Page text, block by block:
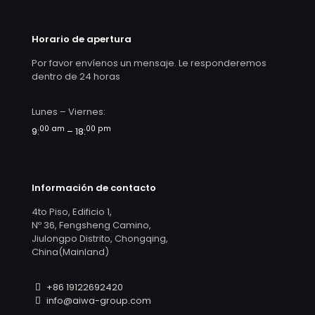
Horario de apertura
Por favor envíenos un mensaje. Le responderemos
dentro de 24 horas
Lunes – Viernes:
9:00 am – 18:00 pm
Información de contacto
4to Piso, Edificio 1,
Nº 36, Fengsheng Camino,
Jiulongpo Distrito, Chongqing,
China(Mainland)
+86 19122692420
info@aiwa-group.com